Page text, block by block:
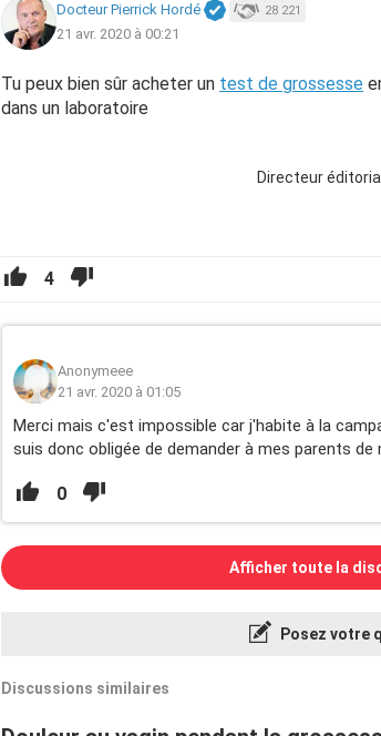
Docteur Pierrick Hordé 28 221
21 avr. 2020 à 00:21
Tu peux bien sûr acheter un test de grossesse
dans un laboratoire
Directeur
4
Anonymeee
21 avr. 2020 à 01:05
Merci mais c'est impossible car j'habite à la
suis donc obligée de demander à mes parents de
0
Afficher toute la
Posez votre
Discussions similaires